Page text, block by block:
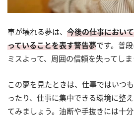
車が壊れる夢は、 今後の仕事におい
っていることを表す警告夢です。普
ミスよって、周囲の信頼を失ってしま
この夢を見たときは、仕事ではいつ
ったり、仕事に集中できる環境に整
てみましょう。油断や手抜きには十分